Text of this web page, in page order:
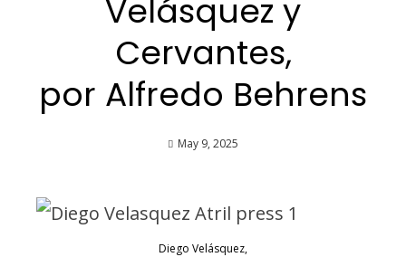
Velásquez y
Cervantes,
por Alfredo Behrens
May 9, 2025
Diego Velásquez,